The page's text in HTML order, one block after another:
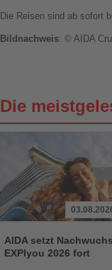
Die Reisen sind ab sofort
Bildnachweis: © AIDA
Die
Sie
die
Nachrichten
AIDA setzt
EXPIyou 2026 fort